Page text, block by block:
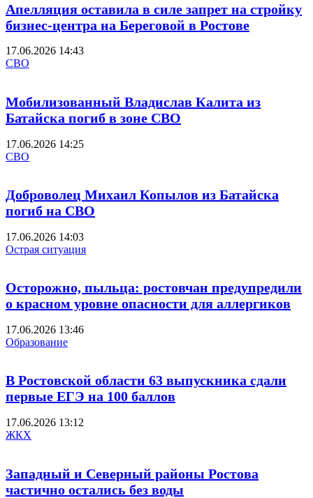
Апелляция оставила в силе запрет на стройку
бизнес-центра на Береговой в Ростове
17.06.2026 14:43
СВО
Мобилизованный Владислав Калита из
Батайска погиб в зоне СВО
17.06.2026 14:25
СВО
Доброволец Михаил Копылов из Батайска
погиб на СВО
17.06.2026 14:03
Острая ситуация
Осторожно, пыльца: ростовчан предупредили
о красном уровне опасности для аллергиков
17.06.2026 13:46
Образование
В Ростовской области 63 выпускника сдали
первые ЕГЭ на 100 баллов
17.06.2026 13:12
ЖКХ
Западный и Северный районы Ростова
частично остались без воды